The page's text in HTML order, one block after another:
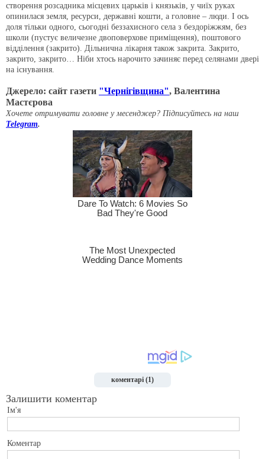
створення розсадника місцевих царьків і князьків, у чиїх руках
опинилася земля, ресурси, державні кошти, а головне – люди. І ось
доля тільки одного, сьогодні беззахисного села з бездоріжжям, без
школи (пустує величезне двоповерхове приміщення), поштового
відділення (закрито). Дільнична лікарня також закрита. Закрито,
закрито, закрито… Ніби хтось нарочито зачиняє перед селянами двері
на існування.
Джерело: сайт газети "Чернігівщина", Валентина
Мастєрова
Хочете отримувати головне у месенджер? Підписуйтесь на наш
Telegram.
коментарі (1)
Залишити коментар
Ім'я
Коментар